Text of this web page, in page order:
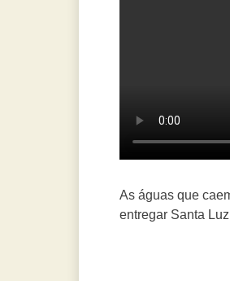
As águas que
entregar Santa